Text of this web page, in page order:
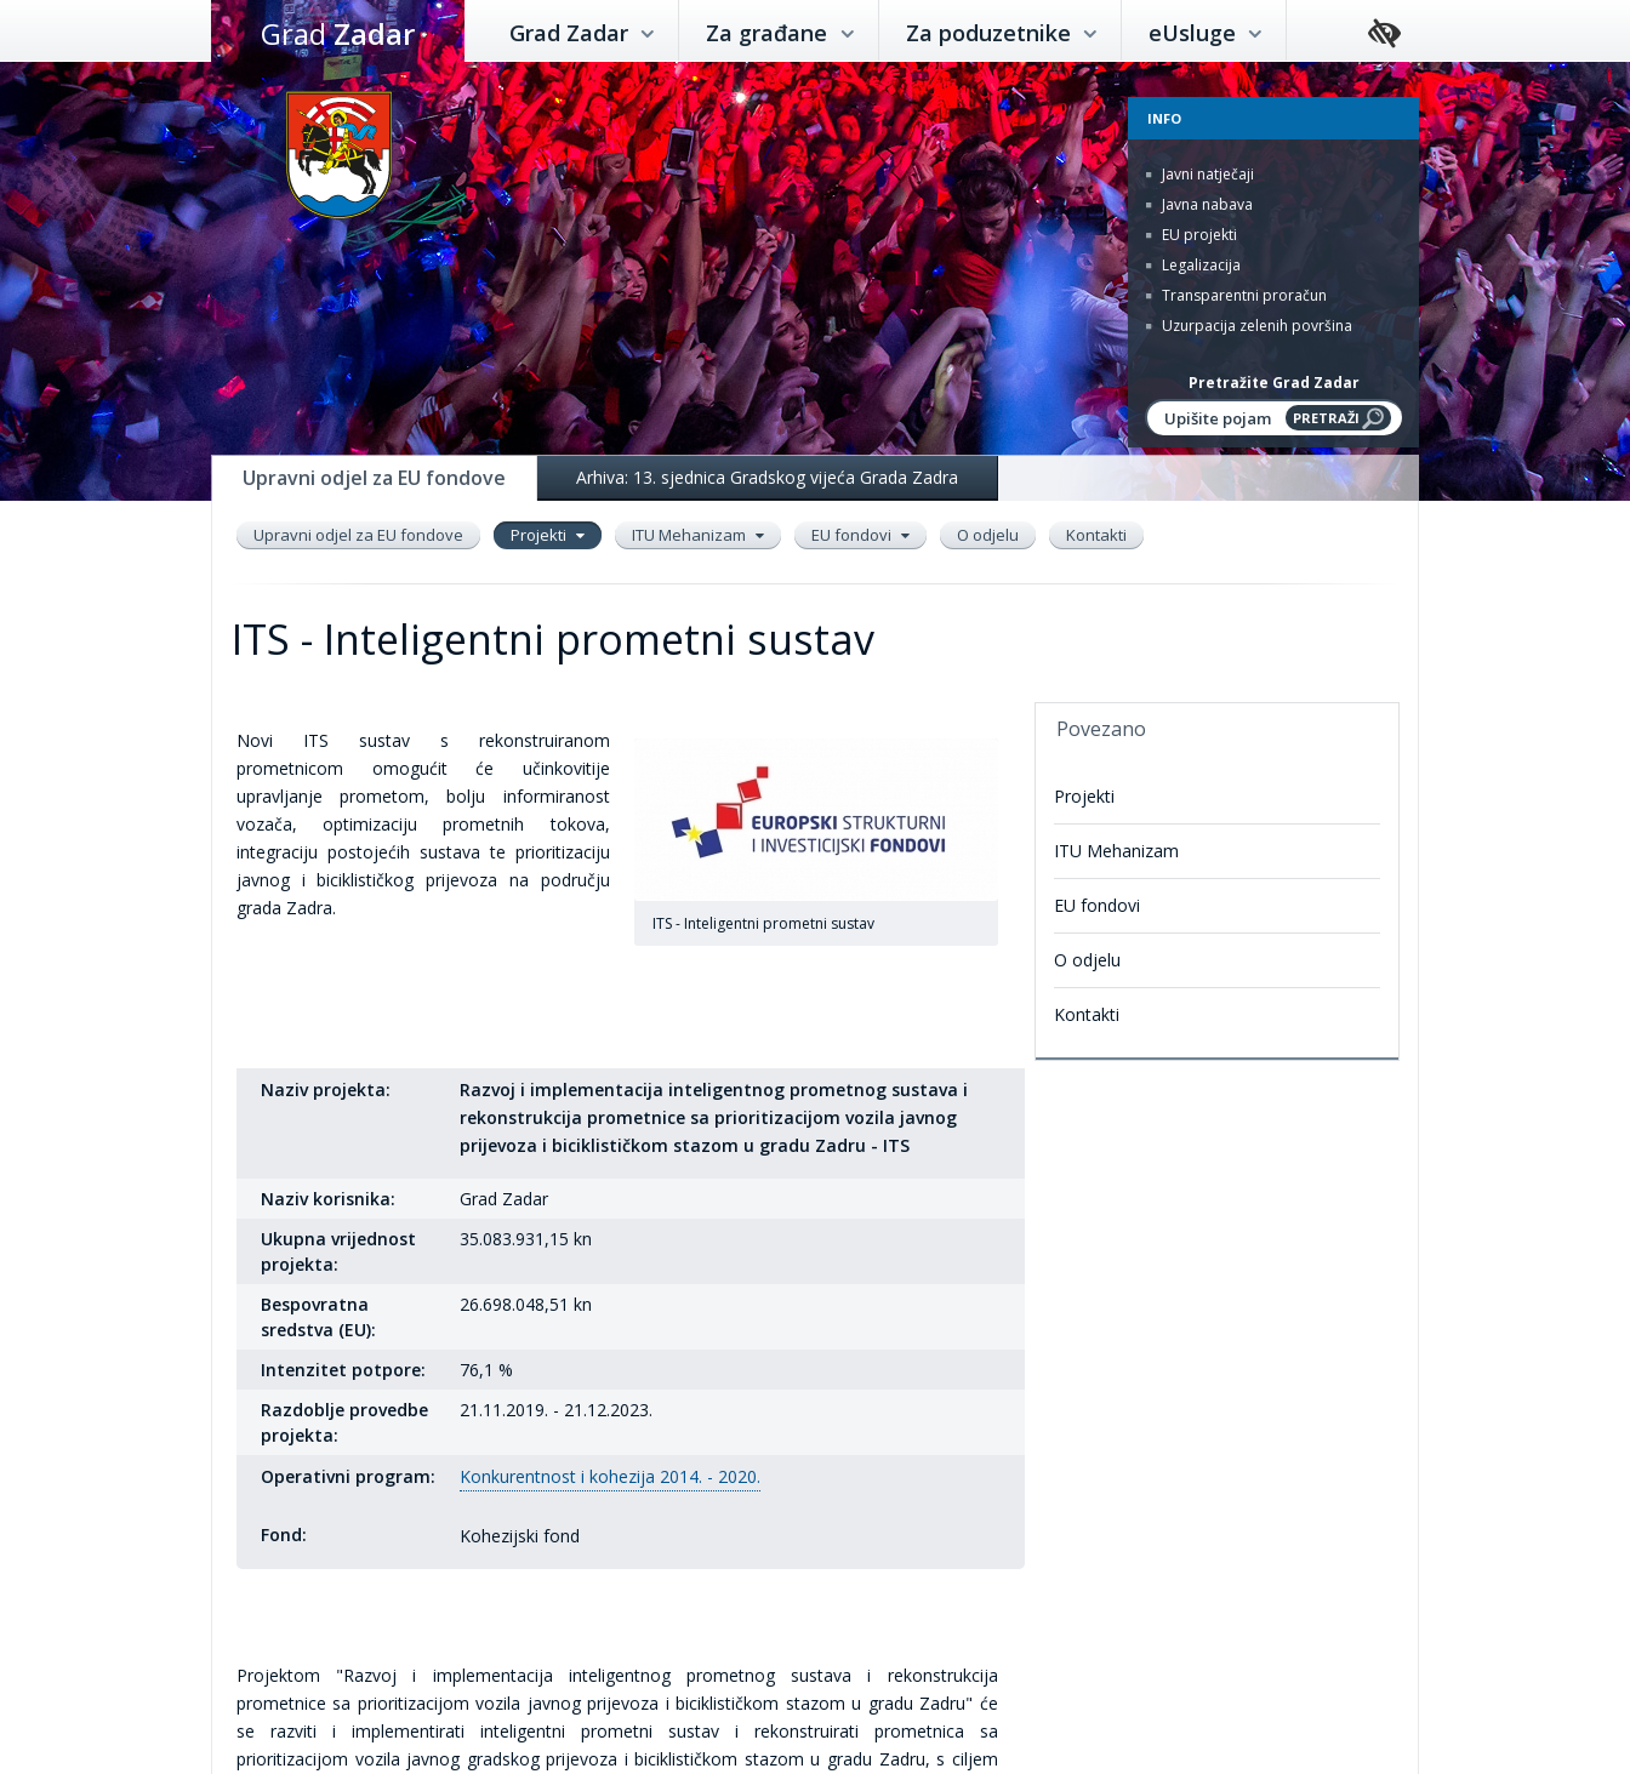
Preskoči
na
sadržaj
GradZadar Grad Zadar Za građane Za poduzetnike eUsluge
INFO
Javni natječaji
Javna nabava
EU projekti
Legalizacija
Transparentni proračun
Uzurpacija zelenih površina
Pretražite Grad Zadar
Upravni odjel za EU fondove Arhiva: 13. sjednica Gradskog vijeća Grada Zadra
Upravni odjel za EU fondove Projekti ITU Mehanizam EU fondovi O odjelu Kontakti
ITS - Inteligentni prometni sustav
ITS - Inteligentni prometni sustav
Novi ITS sustav s rekonstruiranom
prometnicom omogućit će učinkovitije
upravljanje prometom, bolju informiranost
vozača, optimizaciju prometnih tokova,
integraciju postojećih sustava te prioritizaciju
javnog i biciklističkog prijevoza na području
grada Zadra.
Naziv projekta:
Razvoj i implementacija inteligentnog prometnog sustava i
rekonstrukcija prometnice sa prioritizacijom vozila javnog
prijevoza i biciklističkom stazom u gradu Zadru - ITS
Naziv korisnika:
Grad Zadar
Ukupna vrijednost
projekta:
35.083.931,15 kn
Bespovratna
sredstva (EU):
26.698.048,51 kn
Intenzitet potpore:
76,1 %
Razdoblje provedbe
projekta:
21.11.2019. - 21.12.2023.
Operativni program:
Fond:
Konkurentnost i kohezija 2014. - 2020.
Kohezijski fond
Projektom "Razvoj i implementacija inteligentnog prometnog sustava i rekonstrukcija
prometnice sa prioritizacijom vozila javnog prijevoza i biciklističkom stazom u gradu Zadru" će
se razviti i implementirati inteligentni prometni sustav i rekonstruirati prometnica sa
prioritizacijom vozila javnog gradskog prijevoza i biciklističkom stazom u gradu Zadru, s ciljem
Povezano
Projekti
ITU Mehanizam
EU fondovi
O odjelu
Kontakti